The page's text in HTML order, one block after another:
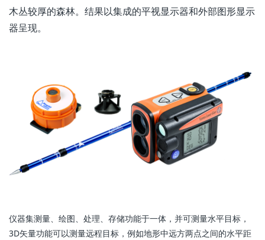
木丛较厚的森林。结果以集成的平视显示器和外部图形显示
器呈现。
仪器集测量、绘图、处理、存储功能于一体，并可测量水平目标，
3D矢量功能可以测量远程目标，例如地形中远方两点之间的水平距